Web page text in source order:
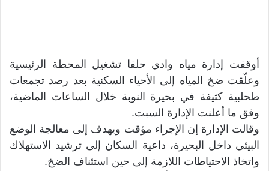
أوقفت إدارة مياه وادي حلفا تشغيل المحطة الرئيسية
وعلّقت ضخ المياه إلى الأحياء السكنية بعد رصد تجمعات
طحلبية كثيفة في بحيرة النوبة خلال الساعات الماضية،
وفق ما أعلنت الإدارة السبت.
وقالت الإدارة إن الإجراء مؤقت ويهدف إلى معالجة الوضع
البيئي داخل البحيرة، داعية السكان إلى ترشيد الاستهلاك
واتخاذ الاحتياطات اللازمة إلى حين استئناف الضخ.